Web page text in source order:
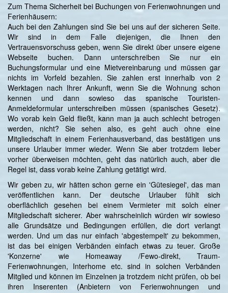
Zum Thema Sicherheit bei Buchungen von Ferienwohnungen und
Ferienhäusern:
Auch bei den Zahlungen sind Sie bei uns auf der sicheren Seite.
Wir sind in dem Falle diejenigen, die Ihnen den
Vertrauensvorschuss geben, wenn Sie direkt über unsere eigene
Webseite buchen. Dann unterschreiben Sie nur ein
Buchungsformular und eine Mietvereinbarung und müssen gar
nichts im Vorfeld bezahlen. Sie zahlen erst innerhalb von 2
Werktagen nach Ihrer Ankunft, wenn Sie die Wohnung schon
kennen und dann sowieso das spanische Touristen-
Anmeldeformular unterschreiben müssen (spanisches Gesetz).
Wo vorab kein Geld fließt, kann man ja auch schlecht betrogen
werden, nicht? Sie sehen also, es geht auch ohne eine
Mitgliedschaft in einem Ferienhausverband, das bestätigen uns
unsere Urlauber immer wieder. Wenn Sie aber trotzdem lieber
vorher überweisen möchten, geht das natürlich auch, aber die
Regel ist, dass vorab keine Zahlung getätigt wird.
Wir geben zu, wir hätten schon gerne ein 'Gütesiegel', das man
veröffentlichen kann. Der deutsche Urlauber fühlt sich
oberflächlich gesehen bei einem Vermieter mit solch einer
Mitgliedschaft sicherer. Aber wahrscheinlich würden wir sowieso
alle Grundsätze und Bedingungen erfüllen, die dort verlangt
werden. Und um das nur einfach 'abgestempelt' zu bekommen,
ist das bei einigen Verbänden einfach etwas zu teuer. Große
'Konzerne' wie Homeaway /Fewo-direkt, Traum-
Ferienwohnungen, Interhome etc. sind in solchen Verbänden
Mitglied und können im Einzelnen ja trotzdem nicht prüfen, ob bei
ihren Inserenten (Anbietern von Ferienwohnungen und